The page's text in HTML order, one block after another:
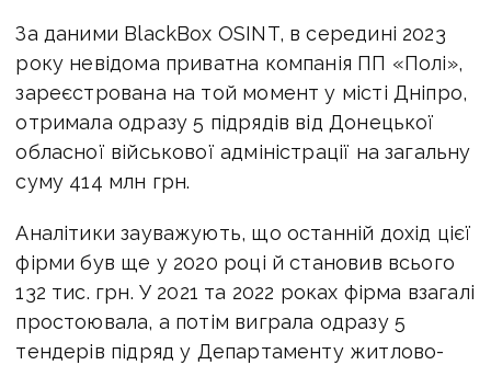
За даними BlackBox OSINT, в середині 2023
року невідома приватна компанія ПП «Полі»,
зареєстрована на той момент у місті Дніпро,
отримала одразу 5 підрядів від Донецької
обласної військової адміністрації на загальну
суму 414 млн грн.
Аналітики зауважують, що останній дохід цієї
фірми був ще у 2020 році й становив всього
132 тис. грн. У 2021 та 2022 роках фірма взагалі
простоювала, а потім виграла одразу 5
тендерів підряд у Департаменту житлово-